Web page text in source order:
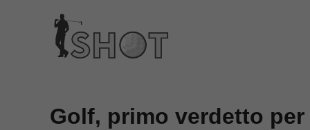
contenuto
Golf, primo verdetto